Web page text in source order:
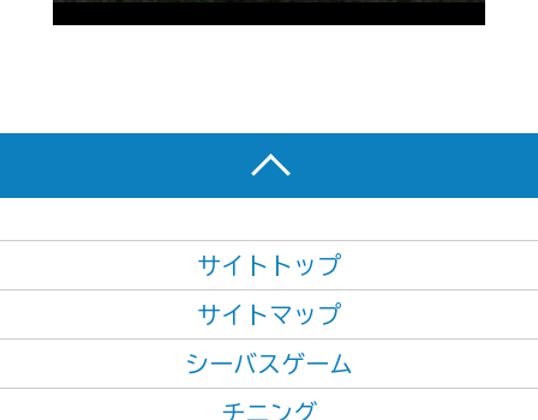
サイトトップ
サイトマップ
シーバスゲーム
チニング